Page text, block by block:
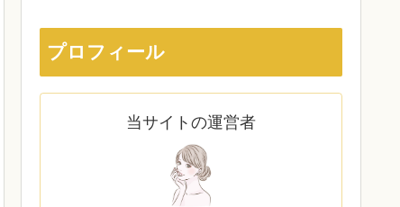
プロフィール
当サイトの運営者